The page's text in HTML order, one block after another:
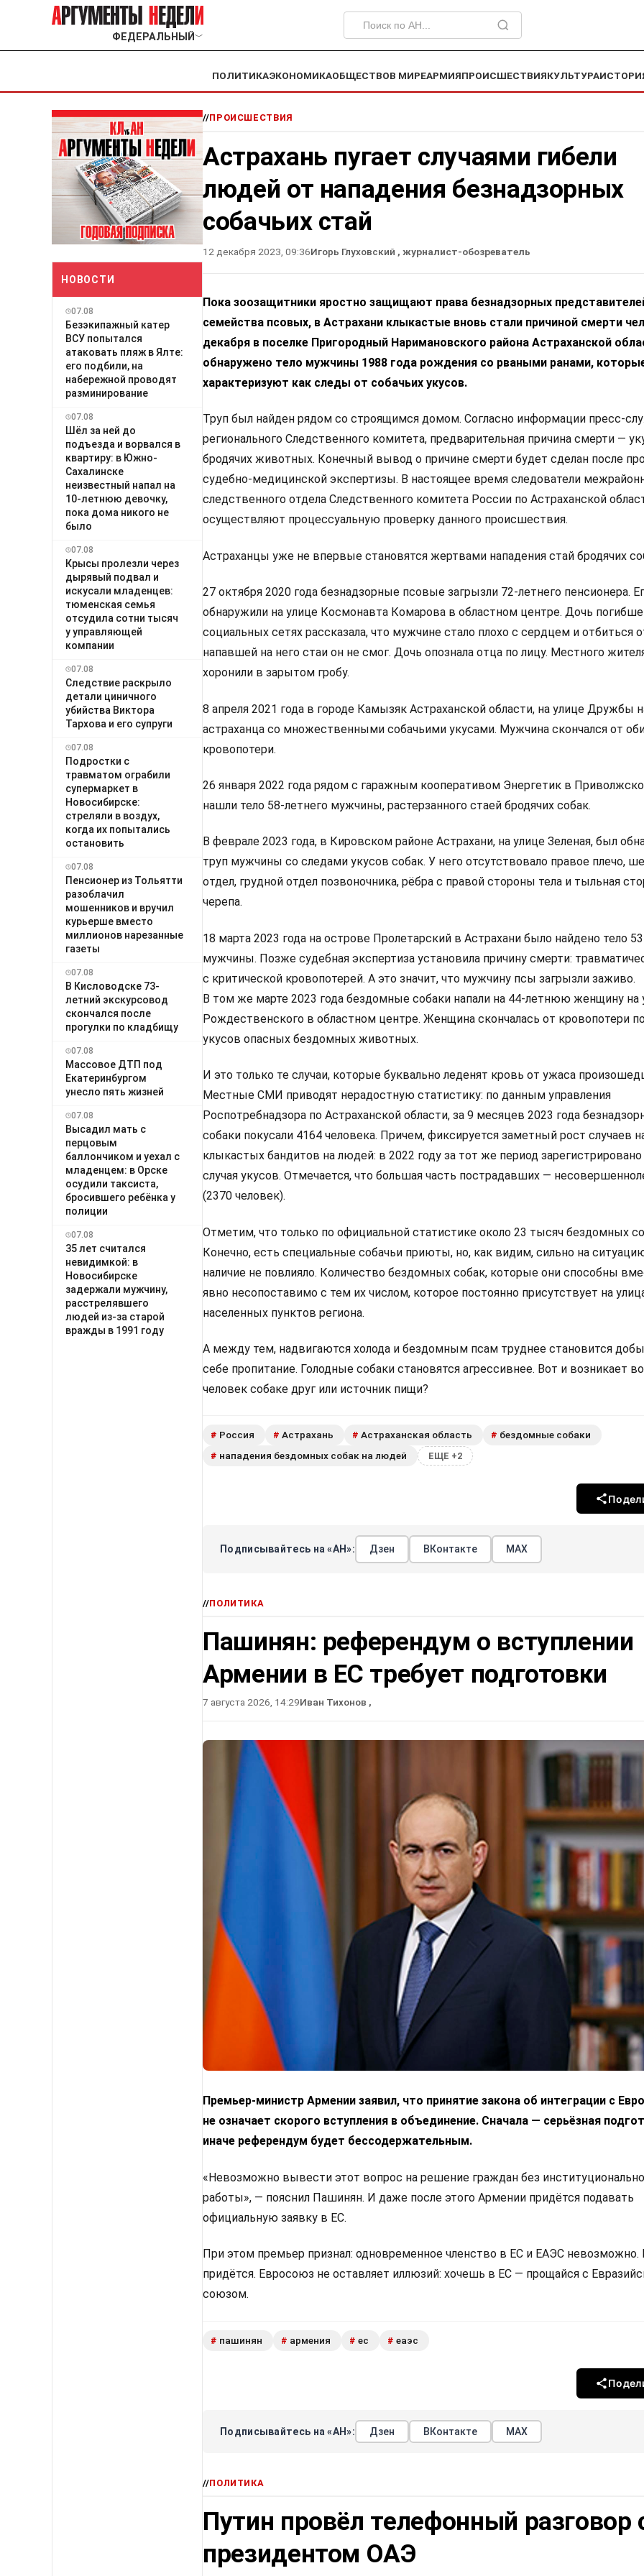
ФЕДЕРАЛЬНЫЙ ﹀
ПОЛИТИКАЭКОНОМИКАОБЩЕСТВОВ МИРЕАРМИЯПРОИСШЕСТВИЯКУЛЬТУРА
НОВОСТИ
07.08
Безэкипажный катер
ВСУ попытался
атаковать пляж в Ялте:
его подбили, на
набережной проводят
разминирование
07.08
Шёл за ней до
подъезда и ворвался в
квартиру: в Южно-
Сахалинске
неизвестный напал на
10-летнюю девочку,
пока дома никого не
было
07.08
Крысы пролезли через
дырявый подвал и
искусали младенцев:
тюменская семья
отсудила сотни тысяч
у управляющей
компании
07.08
Следствие раскрыло
детали циничного
убийства Виктора
Тархова и его супруги
07.08
Подростки с
травматом ограбили
супермаркет в
Новосибирске:
стреляли в воздух,
когда их попытались
остановить
07.08
Пенсионер из Тольятти
разоблачил
мошенников и вручил
курьерше вместо
миллионов нарезанные
газеты
07.08
В Кисловодске 73-
летний экскурсовод
скончался после
прогулки по кладбищу
07.08
Массовое ДТП под
Екатеринбургом
унесло пять жизней
07.08
Высадил мать с
перцовым
баллончиком и уехал с
младенцем: в Орске
осудили таксиста,
бросившего ребёнка у
полиции
07.08
35 лет считался
невидимкой: в
Новосибирске
задержали мужчину,
расстрелявшего
людей из-за старой
вражды в 1991 году
//ПРОИСШЕСТВИЯ
Астрахань пугает случаями гибели
людей от нападения безнадзорных
собачьих стай
12 декабря 2023, 09:36Игорь Глуховский , журналист-обозреватель
Пока зоозащитники яростно защищают права безнадзорных
семейства псовых, в Астрахани клыкастые вновь стали причиной смерти
декабря в поселке Пригородный Наримановского района Астраханской
обнаружено тело мужчины 1988 года рождения со рваными ранами,
характеризуют как следы от собачьих укусов.
Труп был найден рядом со строящимся домом. Согласно информации пресс-
регионального Следственного комитета, предварительная причина смерти —
бродячих животных. Конечный вывод о причине смерти будет сделан после
судебно-медицинской экспертизы. В настоящее время следователи
следственного отдела Следственного комитета России по Астраханской
осуществляют процессуальную проверку данного происшествия.
Астраханцы уже не впервые становятся жертвами нападения стай бродячих
27 октября 2020 года безнадзорные псовые загрызли 72-летнего пенсионера.
обнаружили на улице Космонавта Комарова в областном центре. Дочь
социальных сетях рассказала, что мужчине стало плохо с сердцем и отбиться
напавшей на него стаи он не смог. Дочь опознала отца по лицу. Местного
хоронили в зарытом гробу.
8 апреля 2021 года в городе Камызяк Астраханской области, на улице Дружбы
астраханца со множественными собачьими укусами. Мужчина скончался от
кровопотери.
26 января 2022 года рядом с гаражным кооперативом Энергетик в
нашли тело 58-летнего мужчины, растерзанного стаей бродячих собак.
В феврале 2023 года, в Кировском районе Астрахани, на улице Зеленая, был
труп мужчины со следами укусов собак. У него отсутствовало правое плечо,
отдел, грудной отдел позвоночника, рёбра с правой стороны тела и тыльная
черепа.
18 марта 2023 года на острове Пролетарский в Астрахани было найдено тело
мужчины. Позже судебная экспертиза установила причину смерти:
с критической кровопотерей. А это значит, что мужчину псы загрызли заживо.
В том же марте 2023 года бездомные собаки напали на 44-летнюю женщину на
Рождественского в областном центре. Женщина скончалась от кровопотери
укусов опасных бездомных животных.
И это только те случаи, которые буквально леденят кровь от ужаса
Местные СМИ приводят нерадостную статистику: по данным управления
Роспотребнадзора по Астраханской области, за 9 месяцев 2023 года
собаки покусали 4164 человека. Причем, фиксируется заметный рост случаев
клыкастых бандитов на людей: в 2022 году за тот же период
случая укусов. Отмечается, что большая часть пострадавших —
(2370 человек).
Отметим, что только по официальной статистике около 23 тысяч бездомных
Конечно, есть специальные собачьи приюты, но, как видим, сильно на
наличие не повлияло. Количество бездомных собак, которые они способны
явно несопоставимо с тем их числом, которое постоянно присутствует на
населенных пунктов региона.
А между тем, надвигаются холода и бездомным псам труднее становится
себе пропитание. Голодные собаки становятся агрессивнее. Вот и возникает
человек собаке друг или источник пищи?
# Россия # Астрахань # Астраханская область # бездомные собаки
# нападения бездомных собак на людей ЕЩЕ +2
Подписывайтесь на «АН»: Дзен ВКонтакте МАХ
//ПОЛИТИКА
Пашинян: референдум о вступлении
Армении в ЕС требует подготовки
7 августа 2026, 14:29Иван Тихонов ,
Премьер-министр Армении заявил, что принятие закона об интеграции с
не означает скорого вступления в объединение. Сначала — серьёзная
иначе референдум будет бессодержательным.
«Невозможно вывести этот вопрос на решение граждан без
работы», — пояснил Пашинян. И даже после этого Армении придётся подавать
официальную заявку в ЕС.
При этом премьер признал: одновременное членство в ЕС и ЕАЭС невозможно.
придётся. Евросоюз не оставляет иллюзий: хочешь в ЕС — прощайся с
союзом.
# пашинян # армения # ес # еаэс
Подписывайтесь на «АН»: Дзен ВКонтакте МАХ
//ПОЛИТИКА
Путин провёл телефонный разговор
президентом ОАЭ